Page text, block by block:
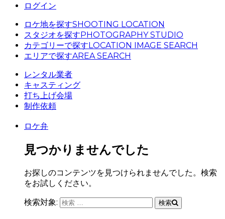
ログイン
ロケ地を探すSHOOTING LOCATION
スタジオを探すPHOTOGRAPHY STUDIO
カテゴリーで探すLOCATION IMAGE SEARCH
エリアで探すAREA SEARCH
レンタル業者
キャスティング
打ち上げ会場
制作依頼
ロケ弁
見つかりませんでした
お探しのコンテンツを見つけられませんでした。検索
をお試しください。
検索対象:
検索